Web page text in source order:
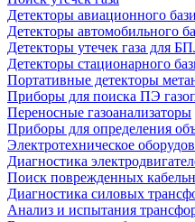
Детекторы авиационного
Детекторы автомобильного
Детекторы утечек газа для
Детекторы стационарного
Портативные детекторы
Приборы для поиска ПЭ
Переносные газоанализаторы
Приборы для определения
Электротехническое
Диагностика
Поиск поврежденных
Диагностика силовых
Анализ и испытания